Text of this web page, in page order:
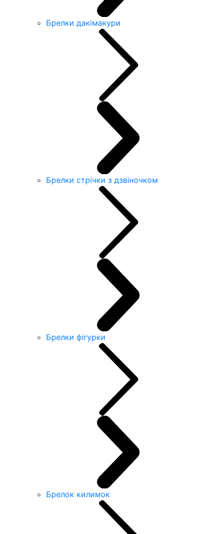
Брелки дакімакури
Брелки стрічки з дзвіночком
Брелки фігурки
Брелок килимок